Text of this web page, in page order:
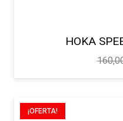
HOKA
¡OFERTA!